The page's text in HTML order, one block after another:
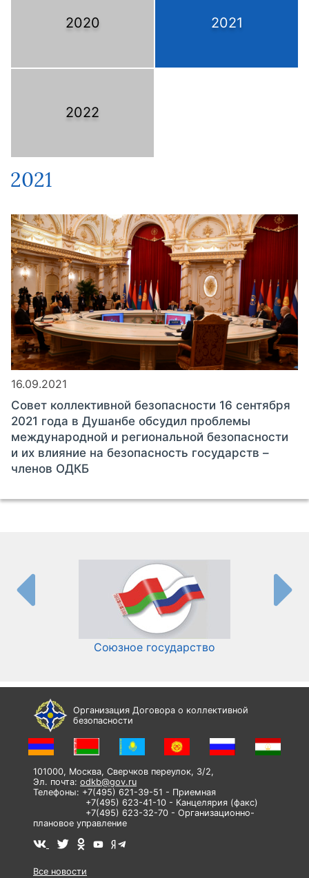
2020 2021
2022
2021
16.09.2021
Совет коллективной безопасности 16 сентября
2021 года в Душанбе обсудил проблемы
международной и региональной безопасности
и их влияние на безопасность государств –
членов ОДКБ
Союзное государство
Организация Договора о коллективной
безопасности
101000, Москва, Сверчков переулок, 3/2,
Эл. почта: odkb@gov.ru
Телефоны: +7(495) 621-39-51 - Приемная
+7(495) 623-41-10 - Канцелярия (факс)
+7(495) 623-32-70 - Организационно-
плановое управление
Все новости